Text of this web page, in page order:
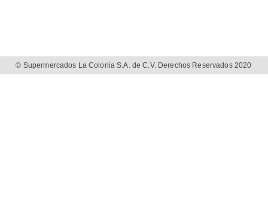
© Supermercados La Colonia S.A. de C.V. Derechos Reservados 2020